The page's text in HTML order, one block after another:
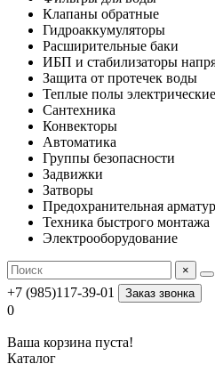
Клапаны обратные
Гидроаккумуляторы
Расширительные баки
ИБП и стабилизаторы
Защита от протечек воды
Теплые полы электрические
Сантехника
Конвекторы
Автоматика
Группы безопасности
Задвижки
Затворы
Предохранительная
Техника быстрого монтажа
Электрооборудование
×
+7 (985)117-39-01 Заказ звонка
0
Ваша корзина пуста!
Каталог